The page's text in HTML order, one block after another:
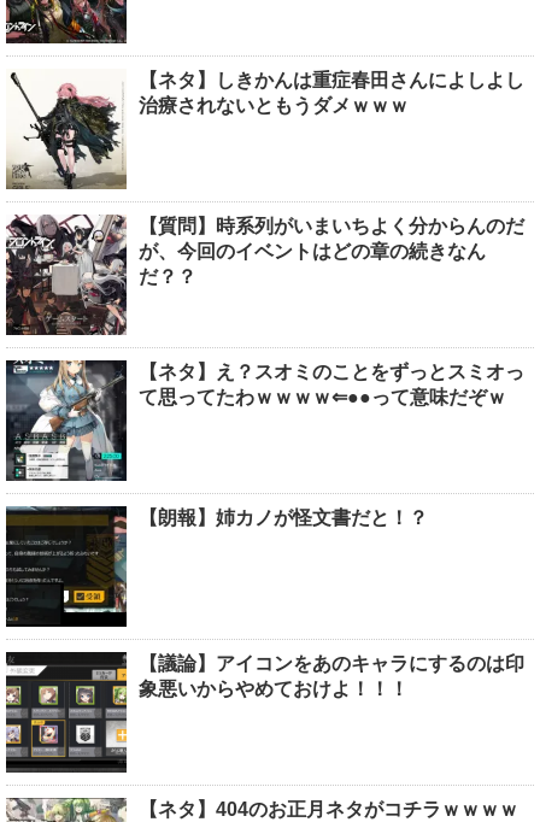
【ネタ】しきかんは重症春田さんによしよし
治療されないともうダメｗｗｗ
【質問】時系列がいまいちよく分からんのだ
が、今回のイベントはどの章の続きなん
だ？？
【ネタ】え？スオミのことをずっとスミオっ
て思ってたわｗｗｗｗ⇐●●って意味だぞｗ
【朗報】姉カノが怪文書だと！？
【議論】アイコンをあのキャラにするのは印
象悪いからやめておけよ！！！
【ネタ】404のお正月ネタがコチラｗｗｗｗ